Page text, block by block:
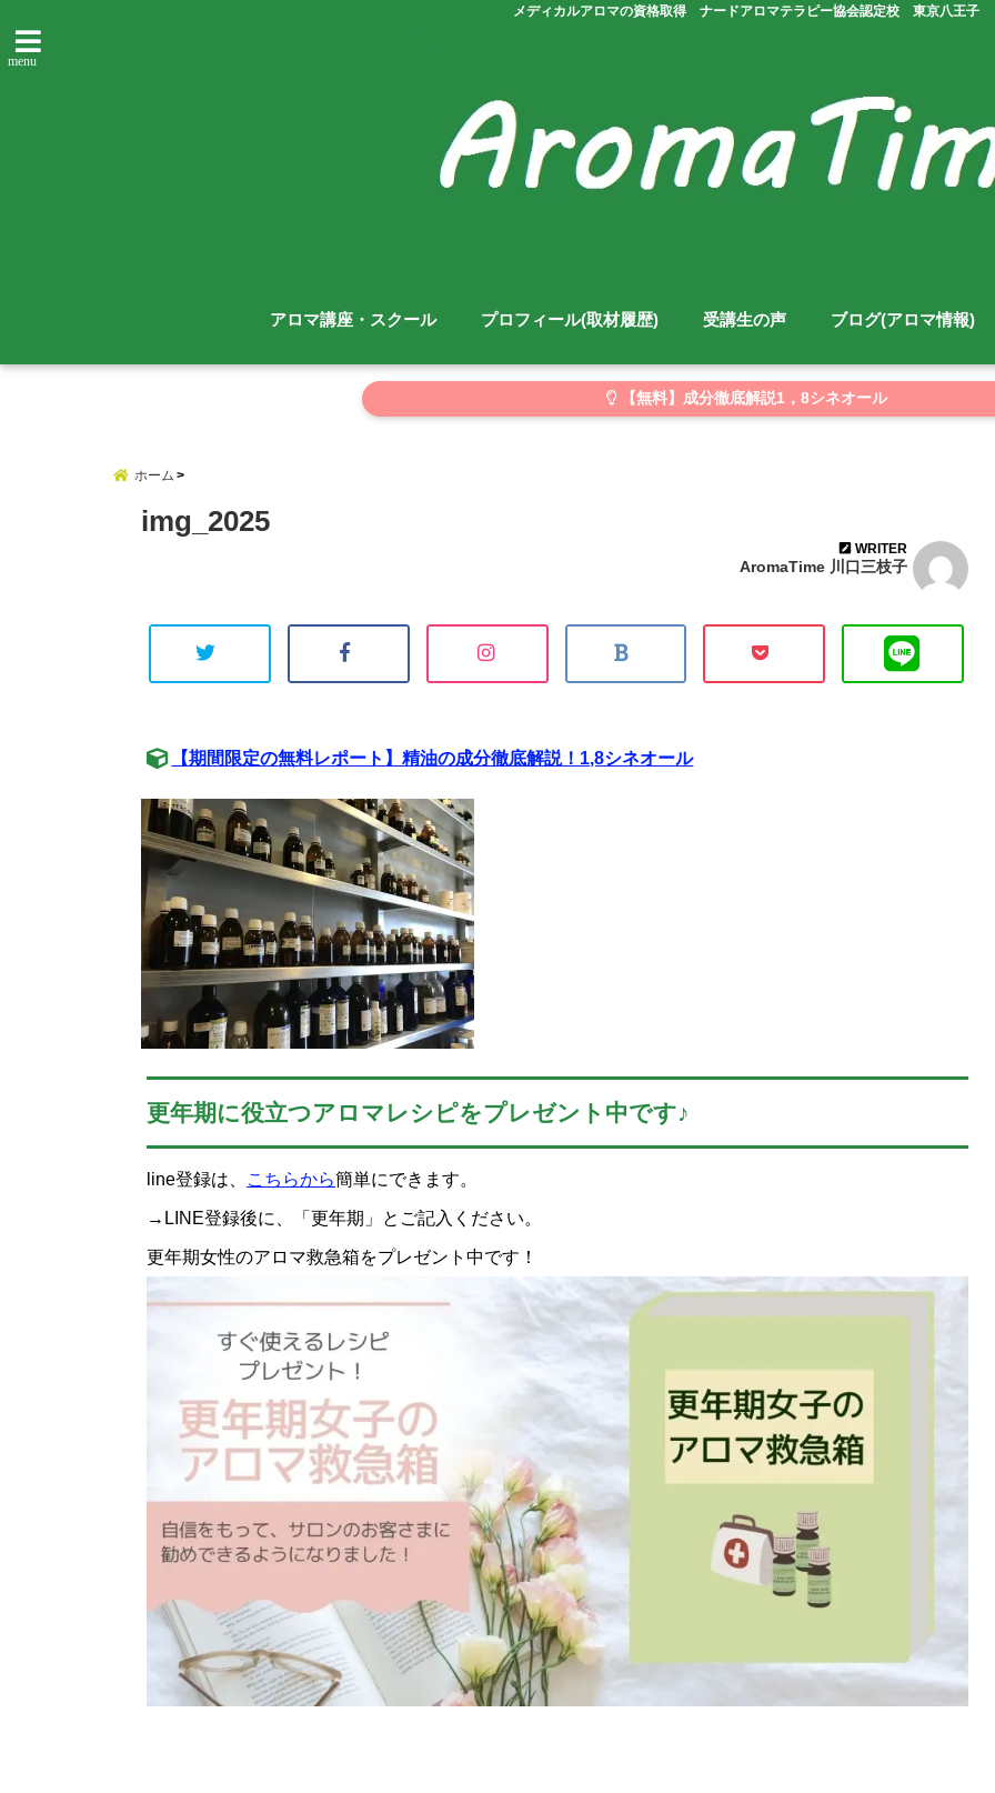
メディカルアロマの資格取得 ナードアロマテラピー協会認定校 東京八王子
menu
アロマ講座・スクール プロフィール(取材履歴) 受講生の声 ブログ(アロマ情報)
【無料】成分徹底解説1，8シネオール
ホーム
img_2025
WRITER
AromaTime 川口三枝子
【期間限定の無料レポート】精油の成分徹底解説！1,8シネオール
更年期に役立つアロマレシピをプレゼント中です♪
line登録は、 こちらから簡単にできます。
→LINE登録後に、「更年期」とご記入ください。
更年期女性のアロマ救急箱をプレゼント中です！